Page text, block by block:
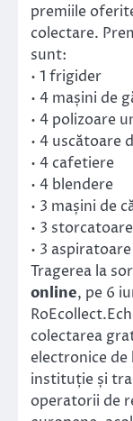
premiile
colectare.
sunt:
• 1 frigider
• 4 mașini de
• 4 polizoare
• 4 uscătoare
• 4 cafetiere
• 4 blendere
• 3 mașini de
• 3
• 3
Tragerea la
online, pe 6
colectarea
electronice de
instituție și
operatorii de